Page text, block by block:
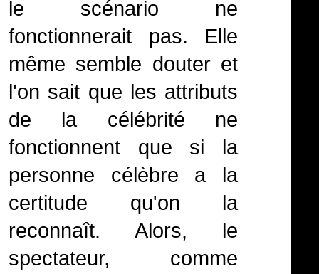
le scénario ne
fonctionnerait pas. Elle
même semble douter et
l'on sait que les attributs
de la célébrité ne
fonctionnent que si la
personne célèbre a la
certitude qu'on la
reconnaît. Alors, le
spectateur, comme